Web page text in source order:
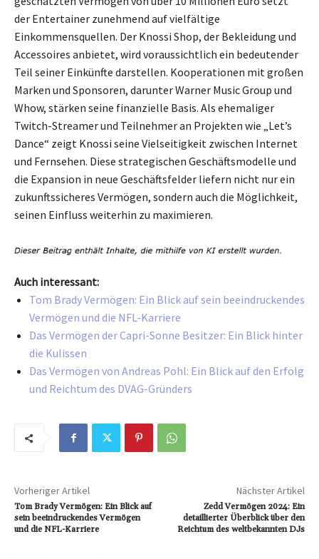
der Entertainer zunehmend auf vielfältige
Einkommensquellen. Der Knossi Shop, der Bekleidung und
Accessoires anbietet, wird voraussichtlich ein bedeutender
Teil seiner Einkünfte darstellen. Kooperationen mit großen
Marken und Sponsoren, darunter Warner Music Group und
Whow, stärken seine finanzielle Basis. Als ehemaliger
Twitch-Streamer und Teilnehmer an Projekten wie „Let’s
Dance“ zeigt Knossi seine Vielseitigkeit zwischen Internet
und Fernsehen. Diese strategischen Geschäftsmodelle und
die Expansion in neue Geschäftsfelder liefern nicht nur ein
zukunftssicheres Vermögen, sondern auch die Möglichkeit,
seinen Einfluss weiterhin zu maximieren.
Auch interessant:
Tom Brady Vermögen: Ein Blick auf sein beeindruckendes
Vermögen und die NFL-Karriere
Das Vermögen der Capri-Sonne Besitzer: Ein Blick hinter
die Kulissen
Das Vermögen von Andreas Pohl: Ein Blick auf den Erfolg
und Reichtum des DVAG-Gründers
Vorheriger Artikel
Tom Brady Vermögen: Ein Blick auf
sein beeindruckendes Vermögen
und die NFL-Karriere
Nächster Artikel
Zedd Vermögen 2024: Ein
detaillierter Überblick über den
Reichtum des weltbekannten DJs